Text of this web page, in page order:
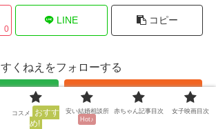
0
LINE コピー
すくねえをフォローする
コスメ
おすす
め!
安い結婚相談所
Hot♪
赤ちゃん記事目次 女子映画目次